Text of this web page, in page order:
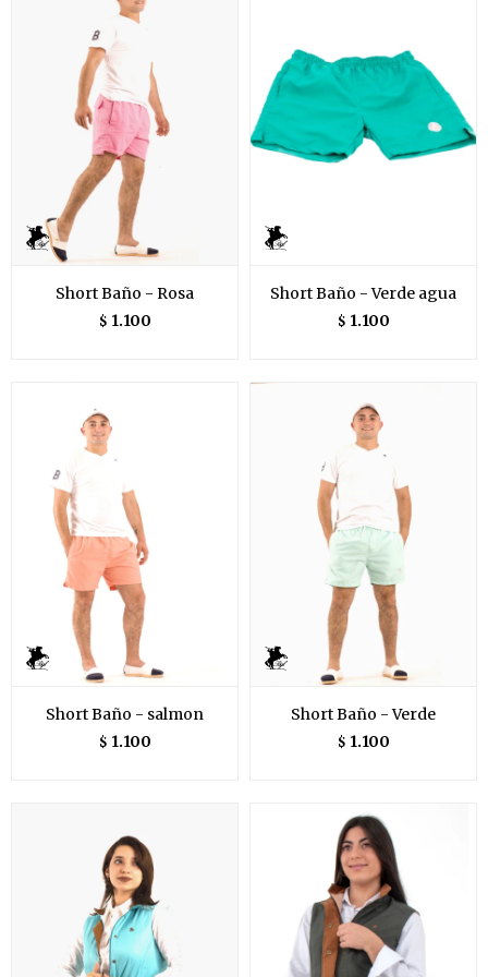
Short Baño - Rosa
$ 1.100
Short Baño - Verde agua
$ 1.100
Short Baño - salmon
$ 1.100
Short Baño - Verde
$ 1.100